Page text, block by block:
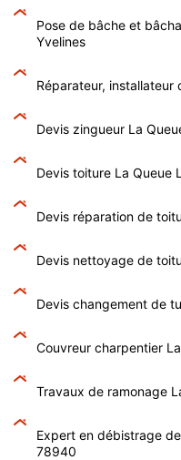
Pose de bâche et
Yvelines
Réparateur, installateur
Devis zingueur La
Devis toiture La Queue
Devis réparation de
Devis nettoyage de
Devis changement de
Couvreur charpentier
Travaux de ramonage
Expert en débistrage
78940